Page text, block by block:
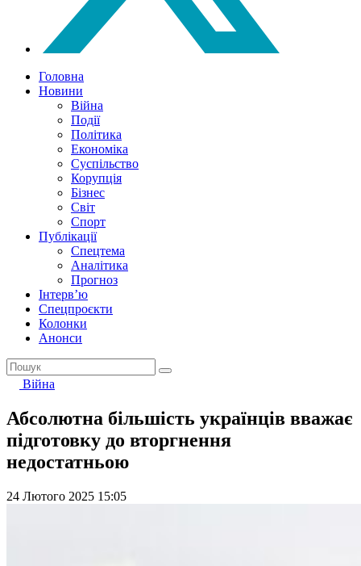
Головна
Новини
Війна
Події
Політика
Економіка
Суспільство
Корупція
Бізнес
Світ
Спорт
Публікації
Спецтема
Аналітика
Прогноз
Інтерв’ю
Спецпроєкти
Колонки
Анонси
Війна
Абсолютна більшість українців вважає
підготовку до вторгнення
недостатньою
24 Лютого 2025 15:05